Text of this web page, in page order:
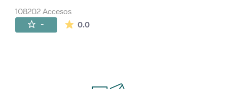
108202 Accesos
- 0.0La valoración media es de 0 estrellas de